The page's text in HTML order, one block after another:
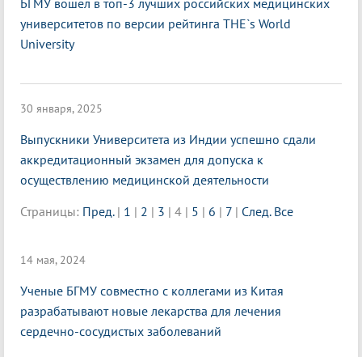
БГМУ вошел в топ-3 лучших российских медицинских
университетов по версии рейтинга THE`s World
University
30 января, 2025
Выпускники Университета из Индии успешно сдали
аккредитационный экзамен для допуска к
осуществлению медицинской деятельности
Страницы: Пред. | 1 | 2 | 3 | 4 | 5 | 6 | 7 | След. Все
14 мая, 2024
Ученые БГМУ совместно с коллегами из Китая
разрабатывают новые лекарства для лечения
сердечно-сосудистых заболеваний